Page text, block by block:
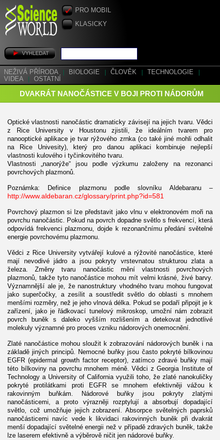
PRO MOBIL
KLASICKY
NEŽIVÁ PŘÍRODA BIOLOGIE ČLOVĚK TECHNOLOGIE
VIDEA
OSTATNÍ
DVAKRÁT NANOČÁSTICE V BOJI PROTI NÁDORŮM
Optické vlastnosti nanočástic dramaticky závisejí na jejich tvaru. Vědci
z Rice University v Houstonu zjistili, že ideálním tvarem pro
nanooptické aplikace je tvar rýžového zrnka (co také jiné mohli odhalit
na Rice Univesity), který pro danou aplikaci kombinuje nejlepší
vlastnosti kulového i tyčinkovitého tvaru.
Vlastnosti „nanorýže“ jsou podle výzkumu založeny na rezonanci
povrchových plazmonů.
Poznámka: Definice plazmonu podle slovníku Aldebaranu –
http://www.aldebaran.cz/glossary/print.php?id=581
Povrchový plazmon si lze představit jako vlnu v elektronovém moři na
povrchu nanočástic. Pokud na povrch dopadne světlo s frekvencí, která
odpovídá frekvenci plazmonu, dojde k rezonančnímu předání světelné
energie povrchovému plazmonu.
Vědci z Rice University vytvářejí kulové a rýžovité nanočástice, které
mají nevodivé jádro a jsou pokryty vrstevnatou strukturou zlata a
železa. Změny tvaru nanočástic mění vlastnosti povrchových
plazmonů, takže tyto nanočástice mohou mít velmi krásné, živé barvy.
Významnější ale je, že nanostruktury vhodného tvaru mohou fungovat
jako superčočky, a zesílit a soustředit světlo do oblasti s mnohem
menšími rozměry, než je jeho vlnová délka. Pokud se podaří připojit je k
zařízení, jako je řádkovací tunelový mikroskop, umožní nám zobrazit
povrch buněk s daleko vyšším rozlišením a detekovat jednotlivé
molekuly významné pro proces vzniku nádorových onemocnění.
Zlaté nanočástice mohou sloužit k zobrazování nádorových buněk i na
základě jiných principů. Nemocné buňky jsou často pokryté bílkovinou
EGFR (epidermal growth factor receptor), zatímco zdravé buňky mají
této bílkoviny na povrchu mnohem méně. Vědci z Georgia Institute of
Technology a University of California využili toho, že zlaté nanokuličky
pokryté protilátkami proti EGFR se mnohem efektivněji vážou k
rakovinným buňkám. Nádorové buňky jsou pokryty zlatými
nanočásticemi, a proto výrazněji rozptylují a absorbují dopadající
světlo, což umožňuje jejich zobrazení. Absorpce světelných paprsků
nanočásticemi navíc vede k likvidaci rakovinných buněk při dvakrát
menší dopadající světelné energii než v případě zdravých buněk, takže
lze laserem efektivně a výběrově ničit jen nádorové buňky.